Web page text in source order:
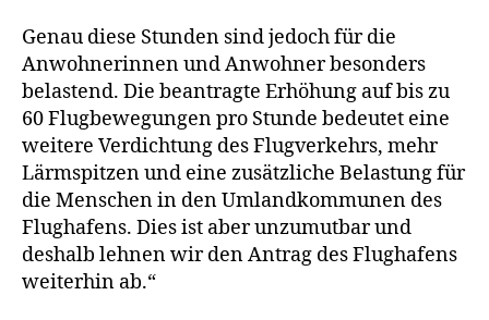
Genau diese Stunden sind jedoch für die
Anwohnerinnen und Anwohner besonders
belastend. Die beantragte Erhöhung auf bis zu
60 Flugbewegungen pro Stunde bedeutet eine
weitere Verdichtung des Flugverkehrs, mehr
Lärmspitzen und eine zusätzliche Belastung für
die Menschen in den Umlandkommunen des
Flughafens. Dies ist aber unzumutbar und
deshalb lehnen wir den Antrag des Flughafens
weiterhin ab.“